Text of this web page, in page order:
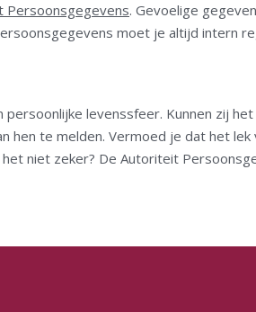
Persoonsgegevens. Gevoelige
moet je altijd intern
persoonlijke levenssfeer. Kunnen zij
hen te melden. Vermoed je dat het lek
niet zeker? De Autoriteit